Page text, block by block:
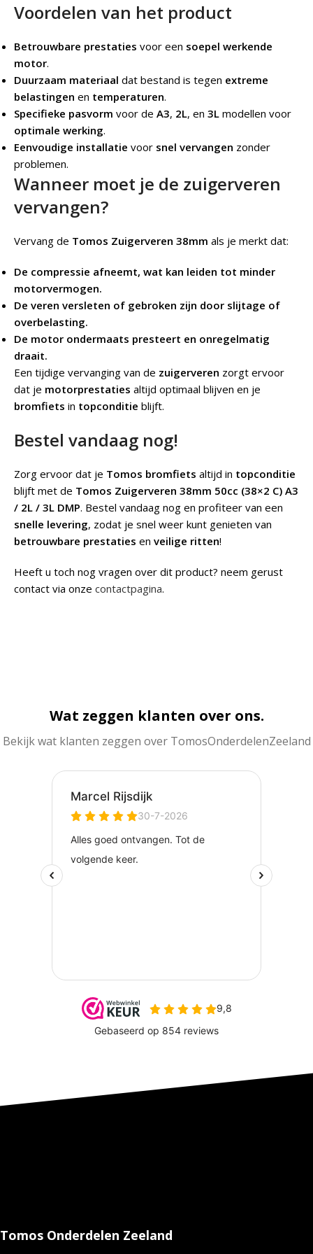
Voordelen van het product
Betrouwbare prestaties voor een soepel werkende
motor.
Duurzaam materiaal dat bestand is tegen extreme
belastingen en temperaturen.
Specifieke pasvorm voor de A3, 2L, en 3L modellen voor
optimale werking.
Eenvoudige installatie voor snel vervangen zonder
problemen.
Wanneer moet je de zuigerveren
vervangen?
Vervang de Tomos Zuigerveren 38mm als je merkt dat:
De compressie afneemt, wat kan leiden tot minder
motorvermogen.
De veren versleten of gebroken zijn door slijtage of
overbelasting.
De motor ondermaats presteert en onregelmatig
draait.
Een tijdige vervanging van de zuigerveren zorgt ervoor
dat je motorprestaties altijd optimaal blijven en je
bromfiets in topconditie blijft.
Bestel vandaag nog!
Zorg ervoor dat je Tomos bromfiets altijd in topconditie
blijft met de Tomos Zuigerveren 38mm 50cc (38×2 C) A3
/ 2L / 3L DMP. Bestel vandaag nog en profiteer van een
snelle levering, zodat je snel weer kunt genieten van
betrouwbare prestaties en veilige ritten!
Heeft u toch nog vragen over dit product? neem gerust
contact via onze contactpagina.
Wat zeggen klanten over ons.
Bekijk wat klanten zeggen over TomosOnderdelenZeeland
Tomos Onderdelen Zeeland